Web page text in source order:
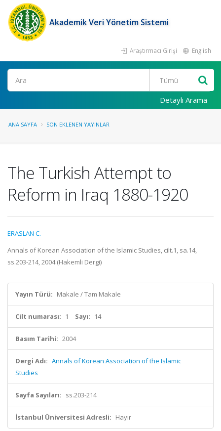
Akademik Veri Yönetim Sistemi
Araştırmacı Girişi English
Ara
Detaylı Arama
ANA SAYFA SON EKLENEN YAYINLAR
The Turkish Attempt to
Reform in Iraq 1880-1920
ERASLAN C.
Annals of Korean Association of the Islamic Studies, cilt.1, sa.14,
ss.203-214, 2004 (Hakemli Dergi)
Yayın Türü: Makale / Tam Makale
Cilt numarası: 1 Sayı: 14
Basım Tarihi: 2004
Dergi Adı: Annals of Korean Association of the Islamic
Studies
Sayfa Sayıları: ss.203-214
İstanbul Üniversitesi Adresli: Hayır